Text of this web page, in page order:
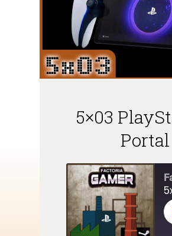
5×03
Portal